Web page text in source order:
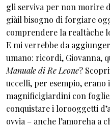
gli serviva per non morire
giàil bisogno di forgiare
comprendere la realtàche
E mi verrebbe da
umano: ricordi, Giovanna,
Manuale di Re Leone?
uccelli, per esempio,
magnificigiardini con
conquistare i lorooggetti
ovvia – anche l’amoreha a